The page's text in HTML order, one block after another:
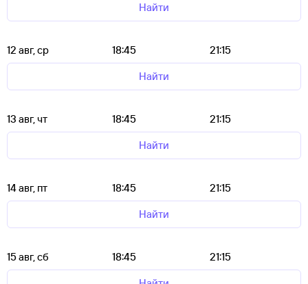
Найти
12 авг, ср 18:45
21:15
Найти
13 авг, чт 18:45
21:15
Найти
14 авг, пт 18:45
21:15
Найти
15 авг, сб 18:45
21:15